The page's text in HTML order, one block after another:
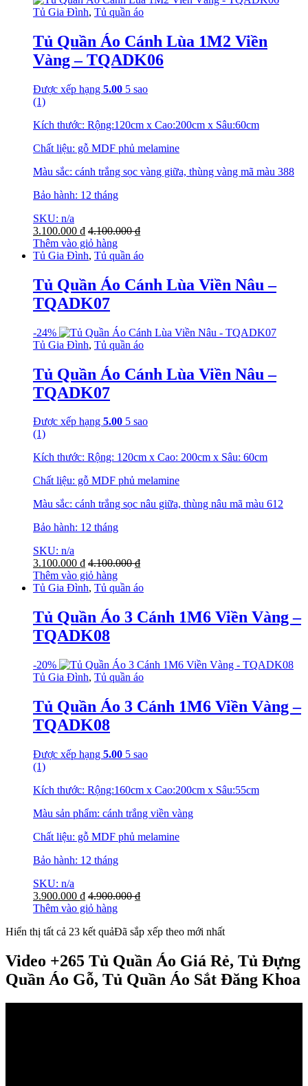
Tủ Gia Đình, Tủ quần áo
Tủ Quần Áo Cánh Lùa 1M2 Viền
Vàng – TQADK06
Được xếp hạng 5.00 5 sao
(1)
Kích thước: Rộng:120cm x Cao:200cm x Sâu:60cm
Chất liệu: gỗ MDF phủ melamine
Màu sắc: cánh trắng sọc vàng giữa, thùng vàng mã màu 388
Bảo hành: 12 tháng
SKU: n/a
3.100.000 ₫ 4.100.000₫
Thêm vào giỏ hàng
Tủ Gia Đình, Tủ quần áo
Tủ Quần Áo Cánh Lùa Viền Nâu –
TQADK07
-24%
Tủ Gia Đình, Tủ quần áo
Tủ Quần Áo Cánh Lùa Viền Nâu –
TQADK07
Được xếp hạng 5.00 5 sao
(1)
Kích thước: Rộng: 120cm x Cao: 200cm x Sâu: 60cm
Chất liệu: gỗ MDF phủ melamine
Màu sắc: cánh trắng sọc nâu giữa, thùng nâu mã màu 612
Bảo hành: 12 tháng
SKU: n/a
3.100.000 ₫ 4.100.000₫
Thêm vào giỏ hàng
Tủ Gia Đình, Tủ quần áo
Tủ Quần Áo 3 Cánh 1M6 Viền Vàng –
TQADK08
-20%
Tủ Gia Đình, Tủ quần áo
Tủ Quần Áo 3 Cánh 1M6 Viền Vàng –
TQADK08
Được xếp hạng 5.00 5 sao
(1)
Kích thước: Rộng:160cm x Cao:200cm x Sâu:55cm
Màu sản phẩm: cánh trắng viền vàng
Chất liệu: gỗ MDF phủ melamine
Bảo hành: 12 tháng
SKU: n/a
3.900.000 ₫ 4.900.000₫
Thêm vào giỏ hàng
Hiển thị tất cả 23 kết quảĐã sắp xếp theo mới nhất
Video +265 Tủ Quần Áo Giá Rẻ, Tủ Đựng
Quần Áo Gỗ, Tủ Quần Áo Sắt Đăng Khoa